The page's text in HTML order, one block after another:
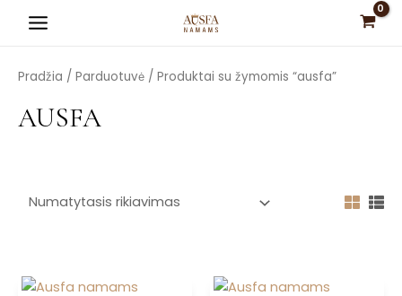
Main
Pradžia / Parduotuvė / Produktai su žymomis “ausfa”
AUSFA